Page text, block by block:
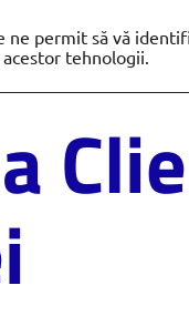
Raport de
ne permit să vă
tehnologii.